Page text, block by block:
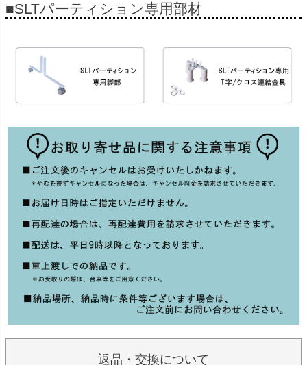
■SLTパーティション専用部材
返品・交換について